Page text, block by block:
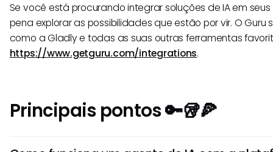
Se você está procurando integrar soluções de IA em
pena explorar as possibilidades que estão por vir. O
como a Gladly e todas as suas outras ferramentas
https://www.getguru.com/integrations.
Principais pontos 🔑🥡🍕